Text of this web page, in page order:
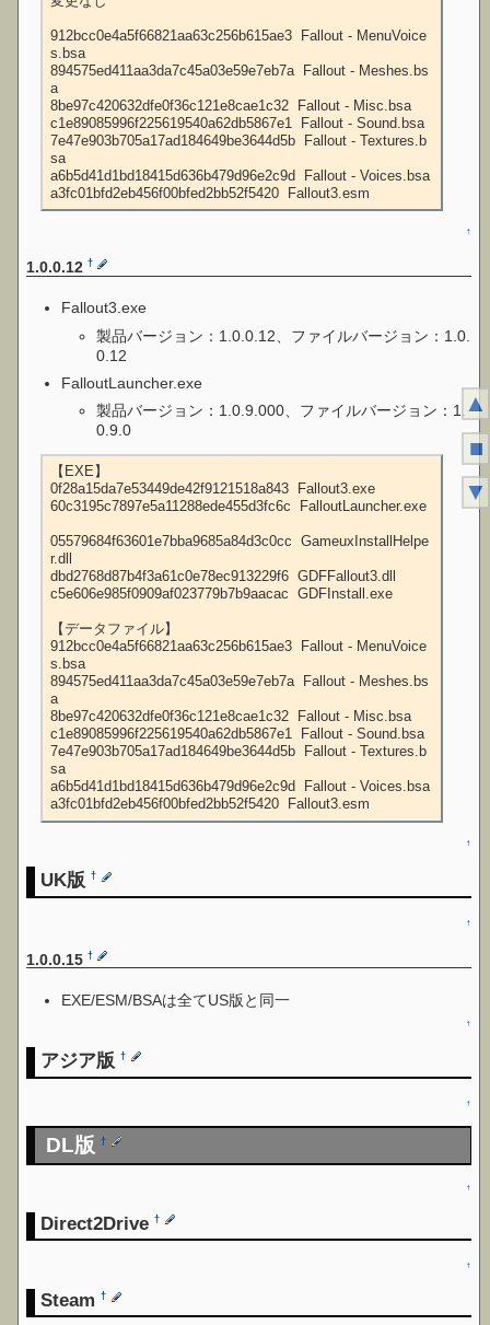
912bcc0e4a5f66821aa63c256b615ae3  Fallout - MenuVoice
s.bsa
894575ed411aa3da7c45a03e59e7eb7a  Fallout - Meshes.bs
a
8be97c420632dfe0f36c121e8cae1c32  Fallout - Misc.bsa
c1e89085996f225619540a62db5867e1  Fallout - Sound.bsa
7e47e903b705a17ad184649be3644d5b  Fallout - Textures.b
sa
a6b5d41d1bd18415d636b479d96e2c9d  Fallout - Voices.bsa
a3fc01bfd2eb456f00bfed2bb52f5420  Fallout3.esm
↑
1.0.0.12†
Fallout3.exe
製品バージョン：1.0.0.12、ファイルバージョン：1.0.
0.12
FalloutLauncher.exe
製品バージョン：1.0.9.000、ファイルバージョン：1.
0.9.0
【EXE】
0f28a15da7e53449de42f9121518a843  Fallout3.exe
60c3195c7897e5a11288ede455d3fc6c  FalloutLauncher.exe
05579684f63601e7bba9685a84d3c0cc  GameuxInstallHelpe
r.dll
dbd2768d87b4f3a61c0e78ec913229f6  GDFFallout3.dll
c5e606e985f0909af023779b7b9aacac  GDFInstall.exe
【データファイル】
912bcc0e4a5f66821aa63c256b615ae3  Fallout - MenuVoice
s.bsa
894575ed411aa3da7c45a03e59e7eb7a  Fallout - Meshes.bs
a
8be97c420632dfe0f36c121e8cae1c32  Fallout - Misc.bsa
c1e89085996f225619540a62db5867e1  Fallout - Sound.bsa
7e47e903b705a17ad184649be3644d5b  Fallout - Textures.b
sa
a6b5d41d1bd18415d636b479d96e2c9d  Fallout - Voices.bsa
a3fc01bfd2eb456f00bfed2bb52f5420  Fallout3.esm
↑
UK版†
↑
1.0.0.15†
EXE/ESM/BSAは全てUS版と同一
↑
アジア版†
↑
DL版†
↑
Direct2Drive†
↑
Steam†
▲
■
▼